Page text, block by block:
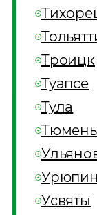
Троицк
Туапсе
Тула
Тюмень
Усвяты